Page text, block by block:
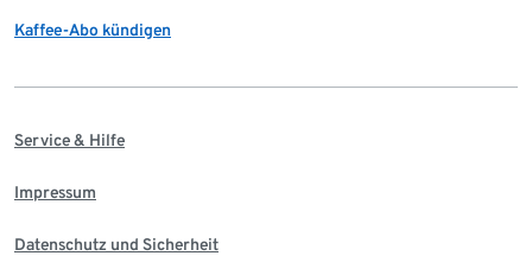
Kaffee-Abo kündigen
Service & Hilfe
Impressum
Datenschutz und Sicherheit